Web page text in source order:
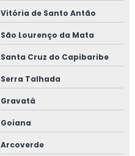
Vitória de Santo Antão
São Lourenço da Mata
Santa Cruz do Capibaribe
Serra Talhada
Gravatá
Goiana
Arcoverde